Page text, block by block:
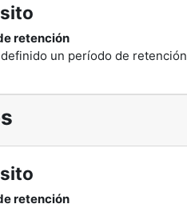
retención
un período de retención
retención